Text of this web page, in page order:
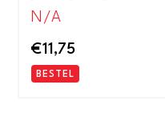
N/A
€11,75
BESTEL